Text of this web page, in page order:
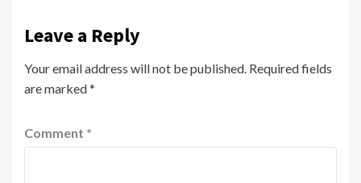
Leave a Reply
Your email address will not be published. Required fields
are marked*
Comment *